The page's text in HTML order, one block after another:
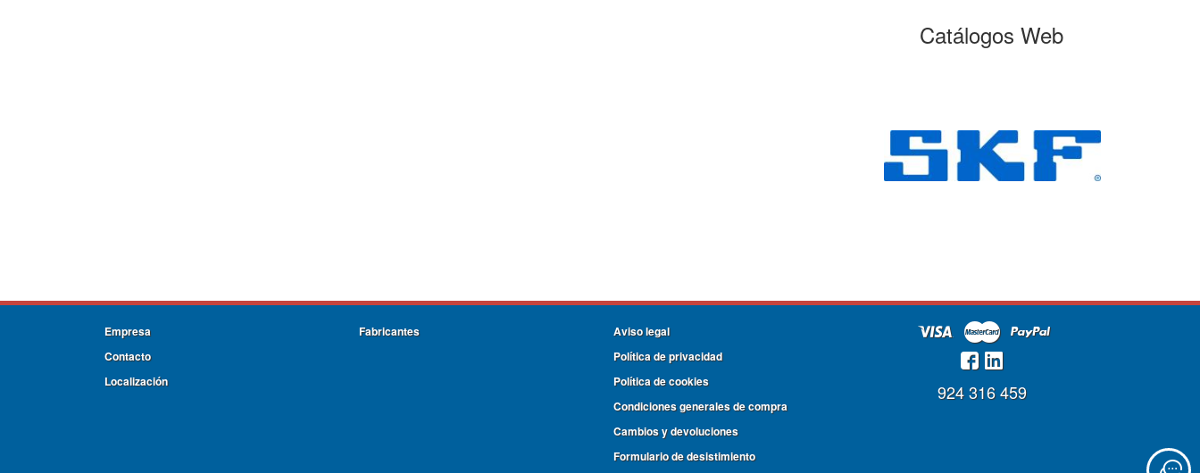
Catálogos Web
Empresa
Contacto
Localización
Fabricantes
Aviso legal
Política de privacidad
Política de cookies
Condiciones generales de compra
Cambios y devoluciones
Formulario de desistimiento
924 316 459